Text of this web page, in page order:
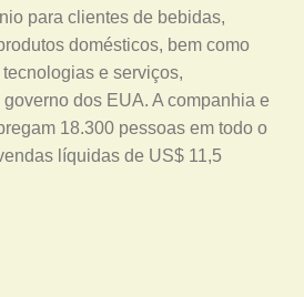
para clientes de bebidas,
domésticos, bem como
e serviços,
dos EUA. A companhia e
18.300 pessoas em todo o
líquidas de US$ 11,5